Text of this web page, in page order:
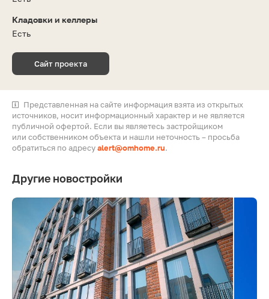
Кладовки и келлеры
Есть
Сайт проекта
Представленная на сайте информация взята из открытых
источников, носит информационный характер и не является
публичной офертой. Если вы являетесь застройщиком
или собственником объекта и нашли неточность – просьба
обратиться по адресуalert@omhome.ru.
Другие новостройки